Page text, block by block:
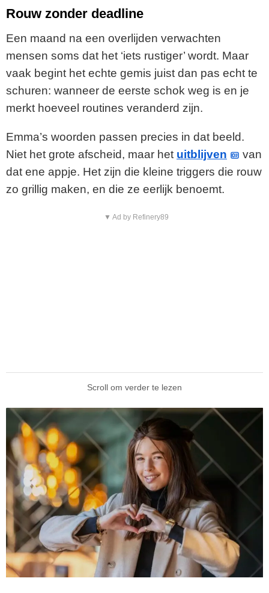
Rouw zonder deadline
Een maand na een overlijden verwachten
mensen soms dat het ‘iets rustiger’ wordt. Maar
vaak begint het echte gemis juist dan pas echt te
schuren: wanneer de eerste schok weg is en je
merkt hoeveel routines veranderd zijn.
Emma’s woorden passen precies in dat beeld.
Niet het grote afscheid, maar het uitblijven
van
dat ene appje. Het zijn die kleine triggers die rouw
zo grillig maken, en die ze eerlijk benoemt.
▼ Ad by Refinery89
Scroll om verder te lezen